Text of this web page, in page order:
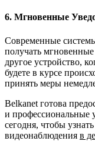
6. Мгновенные
Современные
получать
другое устройство,
будете в курсе
принять меры
Belkanet готова
и профессиональные
сегодня, чтобы
видеонаблюдения в